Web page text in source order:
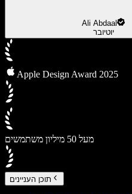
Ali Abdaal
יוטיובר
Apple Design Award 2025
מעל 50 מיליון משתמשים
תוכן העניינים